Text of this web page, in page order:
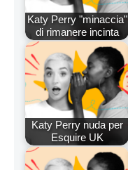
Katy Perry "minaccia"
di rimanere incinta
Katy Perry nuda per
Esquire UK